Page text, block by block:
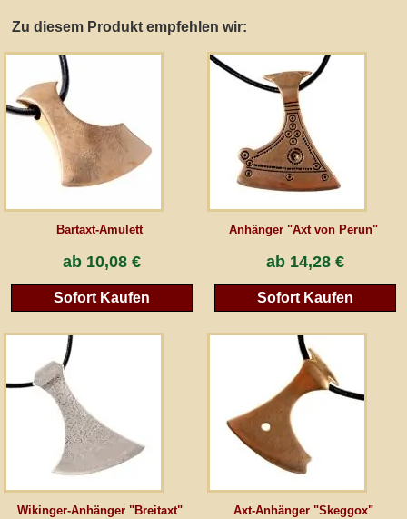
Zu diesem Produkt empfehlen wir:
Bartaxt-Amulett
ab 10,08 €
Sofort Kaufen
Anhänger "Axt von Perun"
ab 14,28 €
Sofort Kaufen
Wikinger-Anhänger "Breitaxt" Axt-Anhänger "Skeggox"
AGB
Gästebuch
Newsletter
Vertrag wiederrufen
eventueller Zölle (bei Nicht-EU-Ländern). Durchgestrichene Preise entsprechen dem
bisherigen Preis bei peraperis.com.
Zur klassischen Website